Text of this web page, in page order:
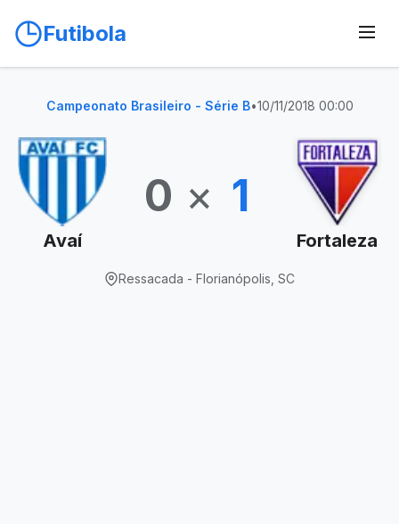
Futibola
Campeonato Brasileiro - Série B•10/11/2018 00:00
Avaí
0 × 1
Fortaleza
Ressacada - Florianópolis, SC